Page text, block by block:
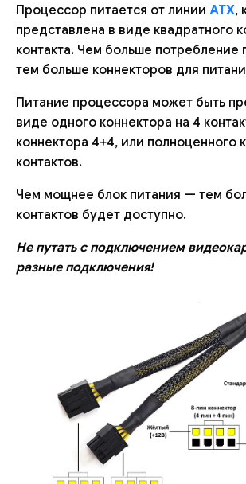
Процессор питается от линии ATX,
представлена в виде квадратного
контакта. Чем больше потребление
тем больше коннекторов для
Питание процессора может быть
виде одного коннектора на 4
коннектора 4+4, или полноценного
контактов.
Чем мощнее блок питания — тем
контактов будет доступно.
Не путать с подключением
разные подключения!